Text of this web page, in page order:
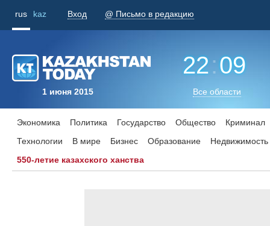
rus kaz Вход @ Письмо в редакцию
1 июня 2015
22:09
Все области
Экономика Политика Государство Общество
Криминал
Технологии
В мире Бизнес Образование
Недвижимость
550-летие казахского ханства